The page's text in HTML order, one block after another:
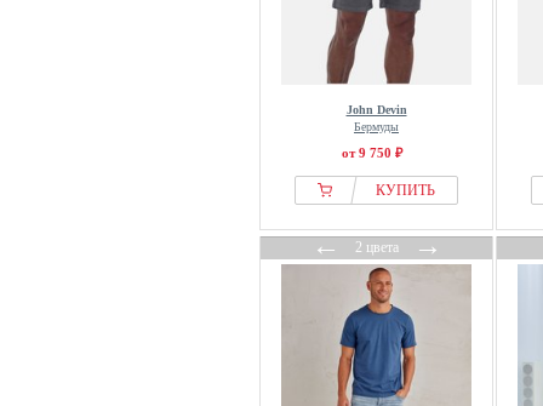
John Devin
Бермуды
от 9 750 ₽
КУПИТЬ
←2 цвета→